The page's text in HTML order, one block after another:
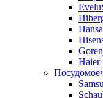
Hansa
Haier